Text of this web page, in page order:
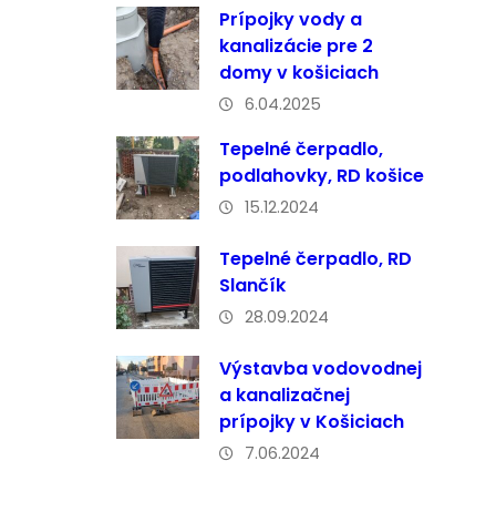
Prípojky vody a
kanalizácie pre 2
domy v košiciach
6.04.2025
Tepelné čerpadlo,
podlahovky, RD košice
15.12.2024
Tepelné čerpadlo, RD
Slančík
28.09.2024
Výstavba vodovodnej
a kanalizačnej
prípojky v Košiciach
7.06.2024